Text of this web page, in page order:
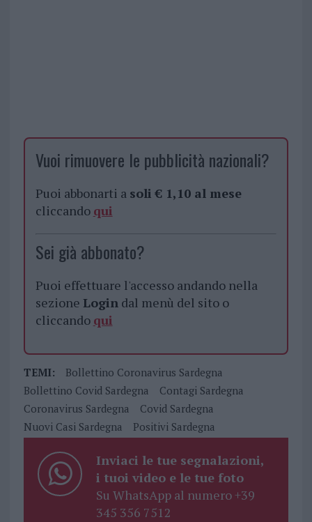
Vuoi rimuovere le pubblicità nazionali?
Puoi abbonarti a soli € 1,10 al mese
cliccando qui
Sei già abbonato?
Puoi effettuare l'accesso andando nella
sezione Logindal menù del sito o
cliccando qui
TEMI:
Bollettino Coronavirus Sardegna
Bollettino Covid Sardegna
Contagi Sardegna
Coronavirus Sardegna
Covid Sardegna
Nuovi Casi Sardegna
Positivi Sardegna
Inviaci le tue segnalazioni,
i tuoi video e le tue foto
Su WhatsApp al numero +39
345 356 7512